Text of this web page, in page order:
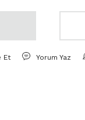
Et Yorum Yaz